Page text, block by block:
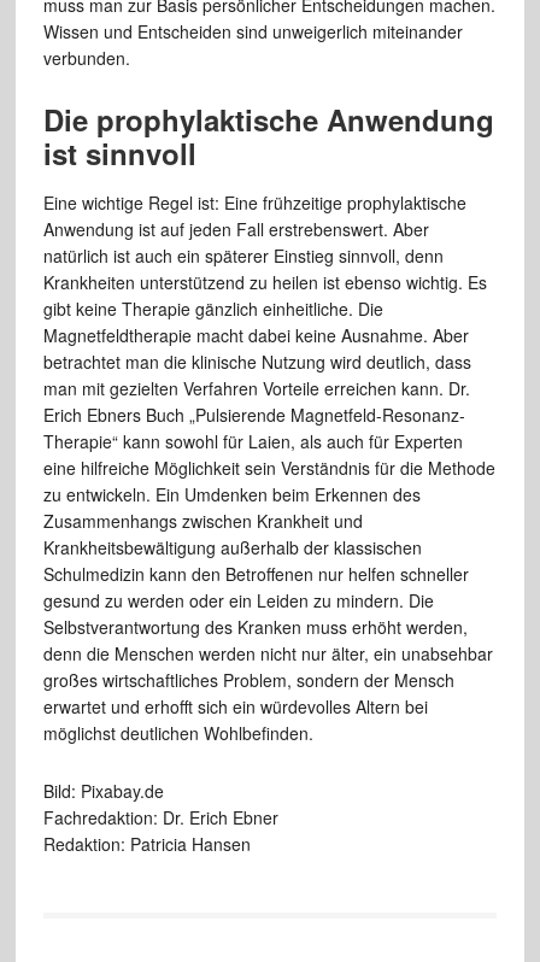
muss man zur Basis persönlicher Entscheidungen machen.
Wissen und Entscheiden sind unweigerlich miteinander
verbunden.
Die prophylaktische Anwendung
ist sinnvoll
Eine wichtige Regel ist: Eine frühzeitige prophylaktische
Anwendung ist auf jeden Fall erstrebenswert. Aber
natürlich ist auch ein späterer Einstieg sinnvoll, denn
Krankheiten unterstützend zu heilen ist ebenso wichtig. Es
gibt keine Therapie gänzlich einheitliche. Die
Magnetfeldtherapie macht dabei keine Ausnahme. Aber
betrachtet man die klinische Nutzung wird deutlich, dass
man mit gezielten Verfahren Vorteile erreichen kann. Dr.
Erich Ebners Buch „Pulsierende Magnetfeld-Resonanz-
Therapie“ kann sowohl für Laien, als auch für Experten
eine hilfreiche Möglichkeit sein Verständnis für die Methode
zu entwickeln. Ein Umdenken beim Erkennen des
Zusammenhangs zwischen Krankheit und
Krankheitsbewältigung außerhalb der klassischen
Schulmedizin kann den Betroffenen nur helfen schneller
gesund zu werden oder ein Leiden zu mindern. Die
Selbstverantwortung des Kranken muss erhöht werden,
denn die Menschen werden nicht nur älter, ein unabsehbar
großes wirtschaftliches Problem, sondern der Mensch
erwartet und erhofft sich ein würdevolles Altern bei
möglichst deutlichen Wohlbefinden.
Bild: Pixabay.de
Fachredaktion: Dr. Erich Ebner
Redaktion: Patricia Hansen